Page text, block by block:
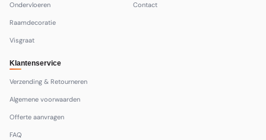
Ondervloeren
Raamdecoratie
Visgraat
Contact
Klantenservice
Verzending & Retourneren
Algemene voorwaarden
Offerte aanvragen
FAQ